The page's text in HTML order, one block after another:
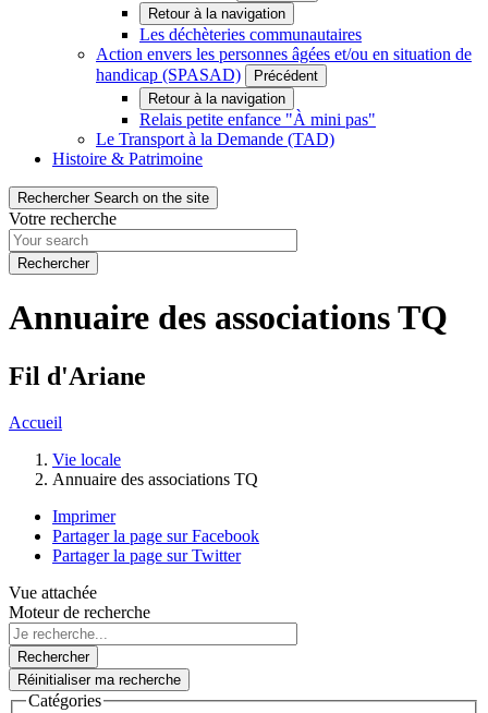
Retour à la navigation
Les déchèteries communautaires
Action envers les personnes âgées et/ou en situation de
handicap (SPASAD)
Précédent
Retour à la navigation
Relais petite enfance "À mini pas"
Le Transport à la Demande (TAD)
Histoire & Patrimoine
Rechercher Search on the site
Votre recherche
Annuaire des associations TQ
Fil d'Ariane
Accueil
Vie locale
Annuaire des associations TQ
Imprimer
Partager la page sur Facebook
Partager la page sur Twitter
Vue attachée
Moteur de recherche
Catégories